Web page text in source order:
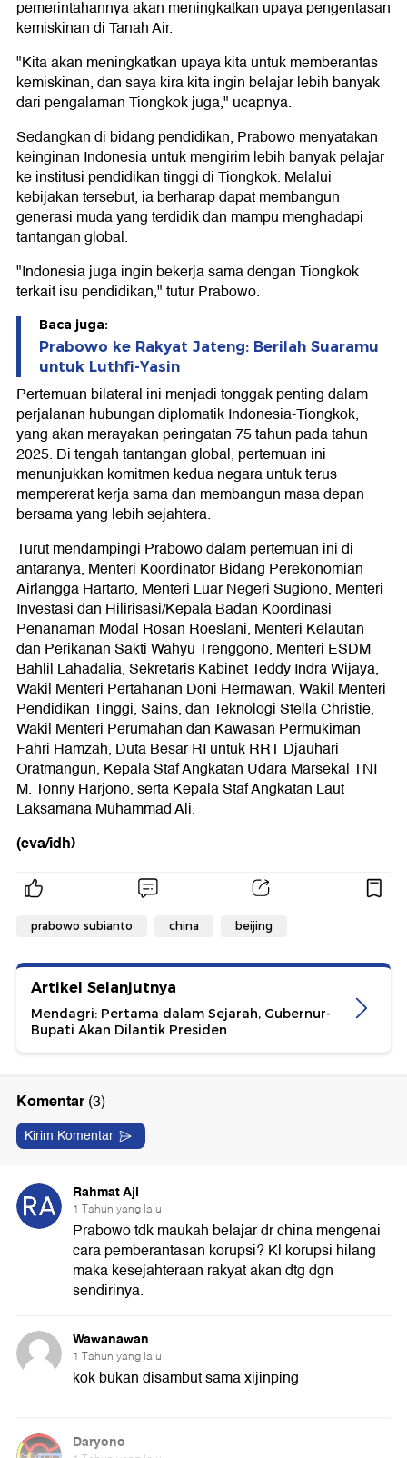
pemerintahannya akan meningkatkan upaya pengentasan
kemiskinan di Tanah Air.
"Kita akan meningkatkan upaya kita untuk memberantas
kemiskinan, dan saya kira kita ingin belajar lebih banyak
dari pengalaman Tiongkok juga," ucapnya.
Sedangkan di bidang pendidikan, Prabowo menyatakan
keinginan Indonesia untuk mengirim lebih banyak pelajar
ke institusi pendidikan tinggi di Tiongkok. Melalui
kebijakan tersebut, ia berharap dapat membangun
generasi muda yang terdidik dan mampu menghadapi
tantangan global.
"Indonesia juga ingin bekerja sama dengan Tiongkok
terkait isu pendidikan," tutur Prabowo.
Baca juga:
Prabowo ke Rakyat Jateng: Berilah Suaramu
untuk Luthfi-Yasin
Pertemuan bilateral ini menjadi tonggak penting dalam
perjalanan hubungan diplomatik Indonesia-Tiongkok,
yang akan merayakan peringatan 75 tahun pada tahun
2025. Di tengah tantangan global, pertemuan ini
menunjukkan komitmen kedua negara untuk terus
mempererat kerja sama dan membangun masa depan
bersama yang lebih sejahtera.
Turut mendampingi Prabowo dalam pertemuan ini di
antaranya, Menteri Koordinator Bidang Perekonomian
Airlangga Hartarto, Menteri Luar Negeri Sugiono, Menteri
Investasi dan Hilirisasi/Kepala Badan Koordinasi
Penanaman Modal Rosan Roeslani, Menteri Kelautan
dan Perikanan Sakti Wahyu Trenggono, Menteri ESDM
Bahlil Lahadalia, Sekretaris Kabinet Teddy Indra Wijaya,
Wakil Menteri Pertahanan Doni Hermawan, Wakil Menteri
Pendidikan Tinggi, Sains, dan Teknologi Stella Christie,
Wakil Menteri Perumahan dan Kawasan Permukiman
Fahri Hamzah, Duta Besar RI untuk RRT Djauhari
Oratmangun, Kepala Staf Angkatan Udara Marsekal TNI
M. Tonny Harjono, serta Kepala Staf Angkatan Laut
Laksamana Muhammad Ali.
(eva/idh)
prabowo subianto china beijing
Artikel Selanjutnya
Mendagri: Pertama dalam Sejarah, Gubernur-
Bupati Akan Dilantik Presiden